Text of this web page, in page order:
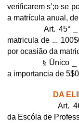
verificarem s’;o se
a matrícula anual,
Art. 45° _ O
matricula de ...
por ocasião da
§ Único _
a importancia de
DA
Art. 46° _
da Escóla de